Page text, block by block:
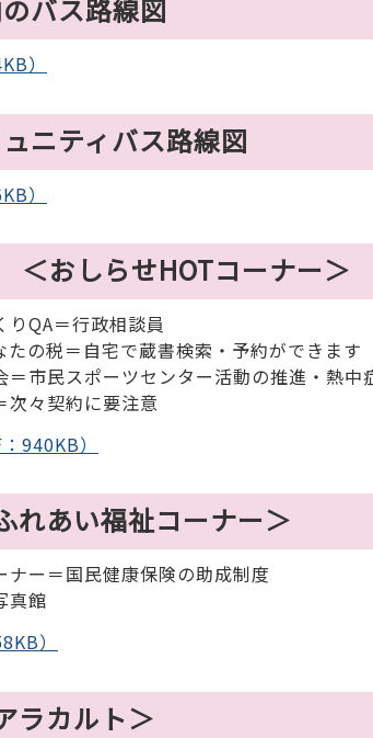
バス路線図
）
ニティバス路線図
）
おしらせHOTコーナー＞
りQA＝行政相談員
たの税＝自宅で蔵書検索・予約ができます
＝市民スポーツセンター活動の推進・熱中
次々契約に要注意
940KB）
あい福祉コーナー＞
ナー＝国民健康保険の助成制度
真館
）
カルト＞